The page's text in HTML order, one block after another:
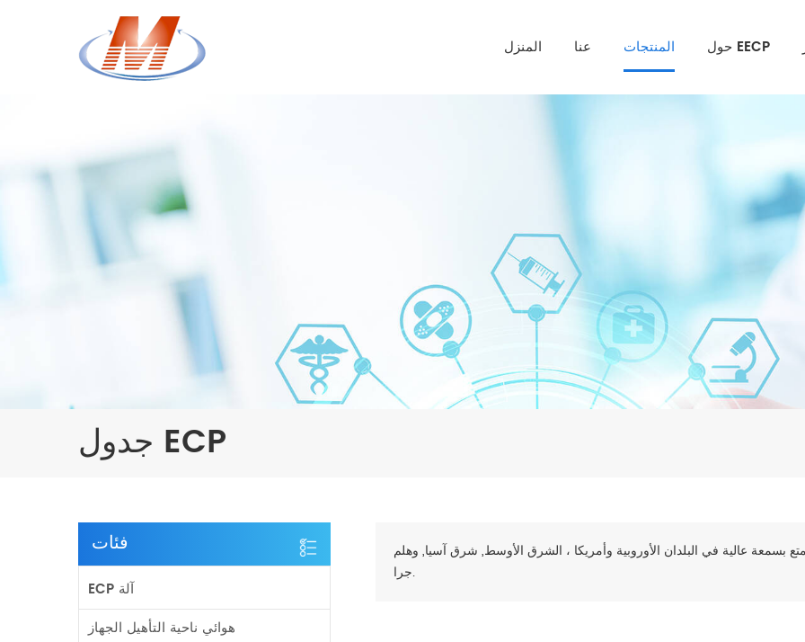
المنزل عنا المنتجات حول EECP
جدول ECP
فئات
ECP آلة
هوائي ناحية التأهيل الجهاز
بسمعة عالية في البلدان الأوروبية وأمريكا ، الشرق الأوسط, شرق آسيا, وهلم
جرا.